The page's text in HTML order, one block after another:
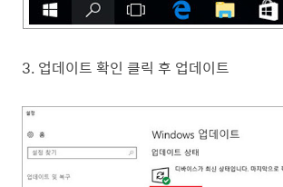
3. 업데이트 확인 클릭 후 업데이트